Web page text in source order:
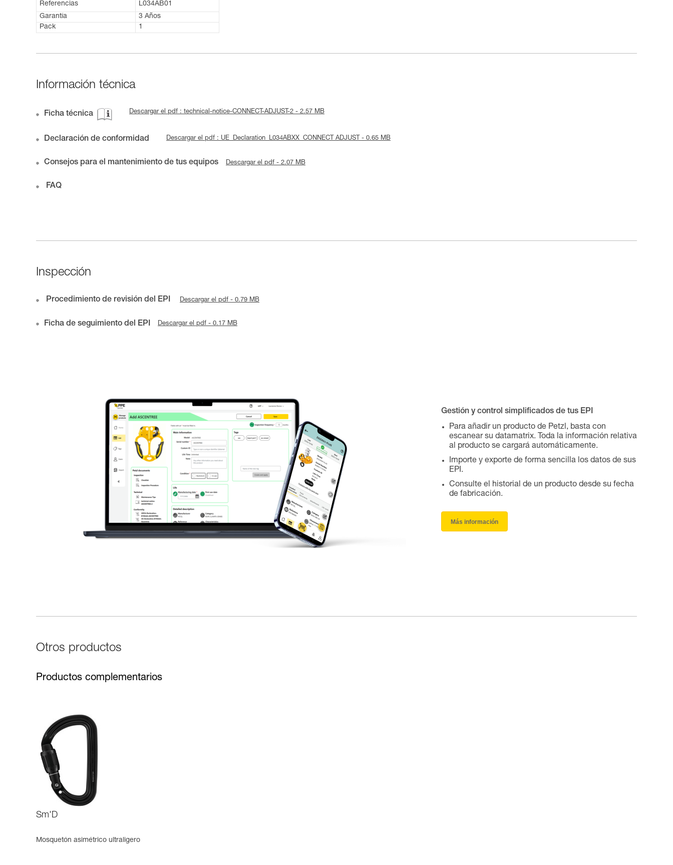
Referencias
L034AB01
Garantía
3 Años
Pack
1
Información técnica
Ficha técnica Descargar el pdf : technical-notice-CONNECT-ADJUST-2 - 2.57 MB
Declaración de conformidad Descargar el pdf : UE_Declaration_L034ABXX_CONNECT ADJUST - 0.65 MB
Consejos para el mantenimiento de tus equipos Descargar el pdf - 2.07 MB
FAQ
Inspección
Procedimiento de revisión del EPI Descargar el pdf - 0.79 MB
Ficha de seguimiento del EPI Descargar el pdf - 0.17 MB
Gestión y control simplificados de tus EPI
Para añadir un producto de Petzl, basta con
escanear su datamatrix. Toda la información relativa
al producto se cargará automáticamente.
Importe y exporte de forma sencilla los datos de sus
EPI.
Consulte el historial de un producto desde su fecha
de fabricación.
Más información
Otros productos
Productos complementarios
Sm'D
Mosquetón asimétrico ultraligero